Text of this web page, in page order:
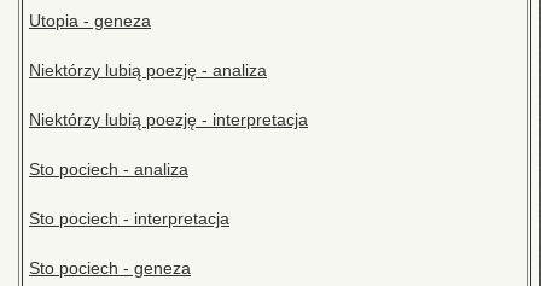
Utopia - geneza
Niektórzy lubią poezję - analiza
Niektórzy lubią poezję - interpretacja
Sto pociech - analiza
Sto pociech - interpretacja
Sto pociech - geneza